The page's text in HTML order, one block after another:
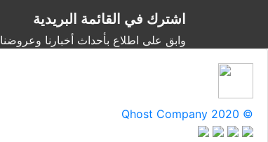
اشترك في القائمة البريدية
وابق على اطلاع بأحداث أخبارنا وعروضنا
Qhost Company 2020 ©